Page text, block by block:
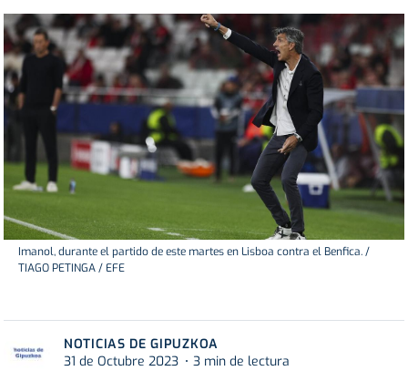
Imanol, durante el partido de este martes en Lisboa contra el Benfica. /
TIAGO PETINGA / EFE
NOTICIAS DE GIPUZKOA
31 de Octubre 2023
3 min de lectura